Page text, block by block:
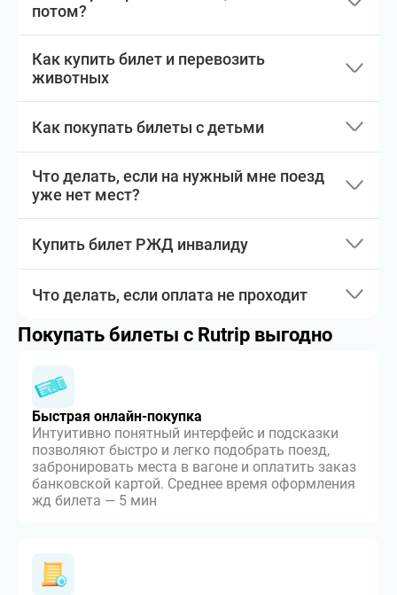
потом?
Как купить билет и перевозить
животных
Как покупать билеты с детьми
Что делать, если на нужный мне поезд
уже нет мест?
Купить билет РЖД инвалиду
Что делать, если оплата не проходит
Покупать билеты с Rutrip выгодно
Быстрая онлайн-покупка
Интуитивно понятный интерфейс и подсказки
позволяют быстро и легко подобрать поезд,
забронировать места в вагоне и оплатить заказ
банковской картой. Среднее время оформления
жд билета — 5 мин